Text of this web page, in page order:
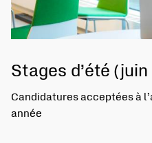
Stages d’été
Candidatures acceptées à
année